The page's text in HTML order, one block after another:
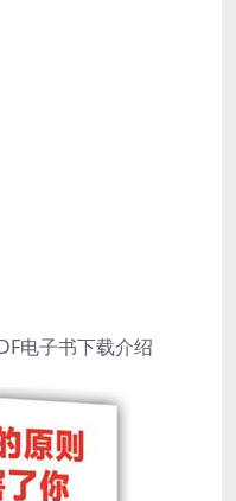
电子书下载介绍